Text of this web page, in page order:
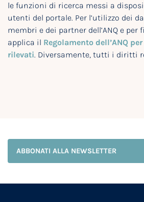
le funzioni di ricerca messi a
utenti del portale. Per l’utilizzo dei
membri e dei partner dell’ANQ e
applica il Regolamento dell’ANQ
rilevati. Diversamente, tutti i diritti
ABBONATI ALLA NEWSLETTER